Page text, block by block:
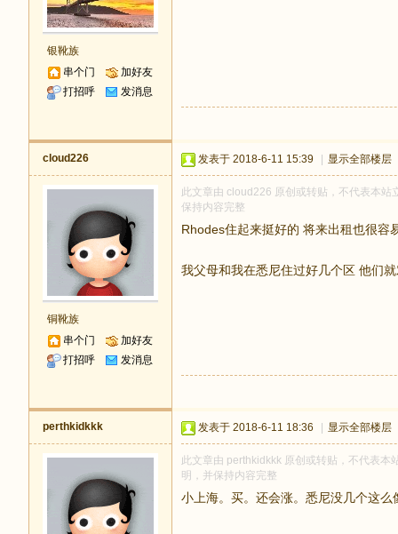
银靴族
串个门
加好友
打招呼
发消息
cloud226
铜靴族
串个门
加好友
打招呼
发消息
发表于 2018-6-11 15:39 显示全部楼层
此文章由 cloud226 原创或转贴，不代表本
保持内容完整
Rhodes住起来挺好的 将来出租也很容
我父母和我在悉尼住过好几个区 他们
perthkidkkk 发表于 2018-6-11 18:36 显示全部楼层
此文章由 perthkidkkk 原创或转贴，不代表
明，并保持内容完整
小上海。买。还会涨。悉尼没几个这